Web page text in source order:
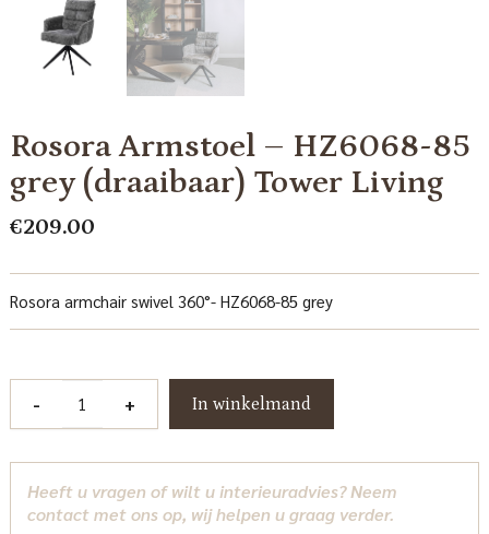
Rosora Armstoel – HZ6068-85
grey (draaibaar) Tower Living
€209.00
Rosora armchair swivel 360°- HZ6068-85 grey
-
HZ6068-
grey
+ In winkelmand
Heeft u vragen of wilt u interieuradvies? Neem
contact met ons op, wij helpen u graag verder.